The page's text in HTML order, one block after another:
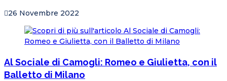
26 Novembre 2022
Al Sociale di Camogli: Romeo e Giulietta, con il
Balletto di Milano